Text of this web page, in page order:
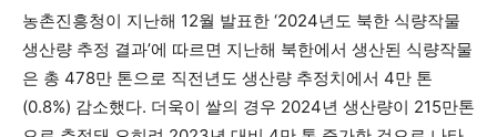
농촌진흥청이 지난해 12월 발표한 ‘2024년도 북한 식량작물
생산량 추정 결과’에 따르면 지난해 북한에서 생산된 식량작물
은 총 478만 톤으로 직전년도 생산량 추정치에서 4만 톤
(0.8%) 감소했다. 더욱이 쌀의 경우 2024년 생산량이 215만톤